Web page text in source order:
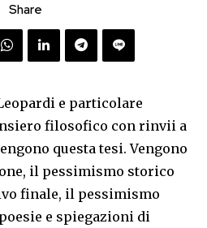
Share
e particolare
filosofico con rinvii a
questa tesi. Vengono
il pessimismo storico
finale, il pessimismo
e spiegazioni di